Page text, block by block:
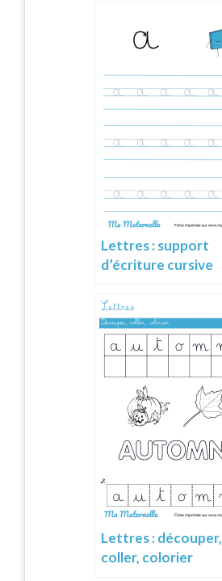
Lettres : support
d’écriture cursive
Lettres : découper,
coller, colorier